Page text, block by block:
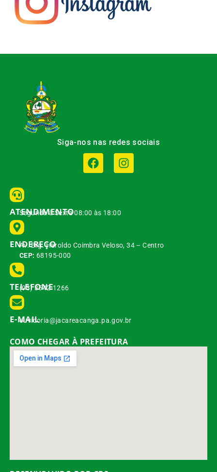
Siga-nos nas redes sociais
ATENDIMENTO
Segunda à Sexta 08:00 às 18:00
ENDEREÇO
Av. Brg. Haroldo Coimbra Veloso, 34 – Centro
CEP: 68195-000
TELEFONE
(93) 3542-1266
E-MAIL
ouvidoria@jacareacanga.pa.gov.br
COMO CHEGAR À PREFEITURA